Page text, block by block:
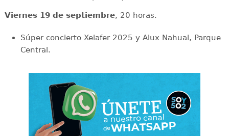
Viernes 19 de septiembre, 20 horas.
Súper concierto Xelafer 2025 y Alux Nahual, Parque
Central.